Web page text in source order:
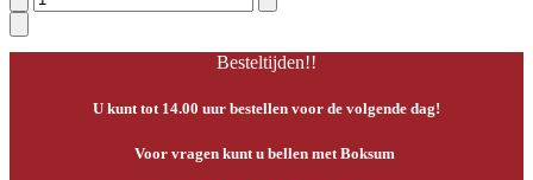
Besteltijden!!
U kunt tot 14.00 uur bestellen voor de volgende dag!
Voor vragen kunt u bellen met Boksum